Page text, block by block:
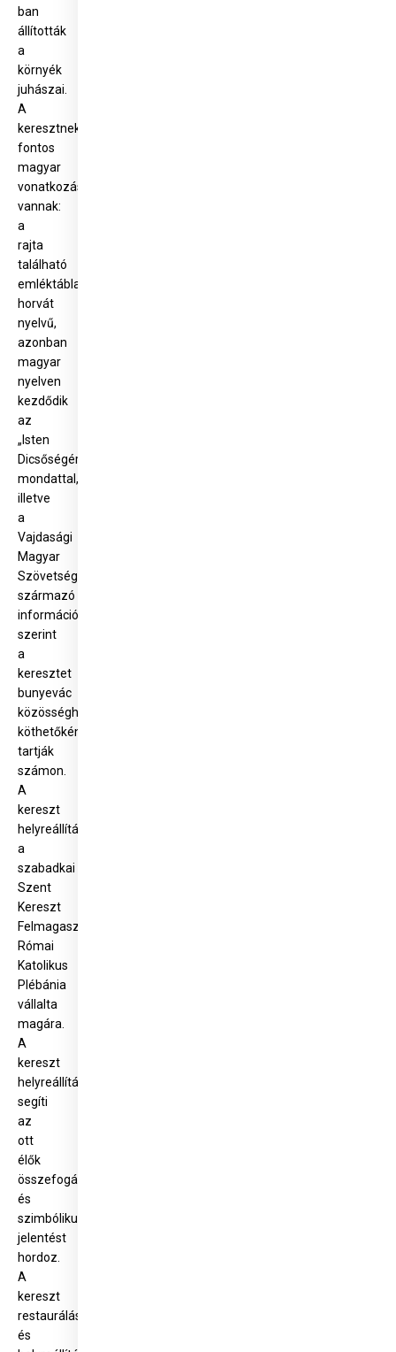
ban
állították
a
környék
juhászai.
A
keresztnek
fontos
magyar
vonatkozásai
vannak:
a
rajta
található
emléktábla
horvát
nyelvű,
azonban
magyar
nyelven
kezdődik
az
„Isten
Dicsőségére”
mondattal,
illetve
a
Vajdasági
Magyar
Szövetségtől
származó
információ
szerint
a
keresztet
bunyevác
közösséghez
köthetőként
tartják
számon.
A
kereszt
helyreállítását
a
szabadkai
Szent
Kereszt
Felmagasztalása
Római
Katolikus
Plébánia
vállalta
magára.
A
kereszt
helyreállítása
segíti
az
ott
élők
összefogását
és
szimbólikus
jelentést
hordoz.
A
kereszt
restaurálása
és